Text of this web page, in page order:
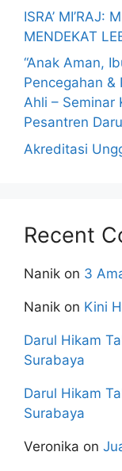
ISRA’ MI’RAJ:
MENDEKAT
“Anak Aman,
Pencegahan &
Ahli – Seminar
Pesantren
Akreditasi
Recent
Nanik on 3
Nanik on Kini
Darul Hikam
Surabaya
Darul Hikam
Surabaya
Veronika on